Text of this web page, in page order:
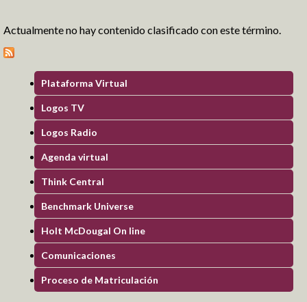
Fantasy Readers Land
My first stories
My first letters
Amamos la lectura
Mis primeros cuentos
Mis primeras letras
Léeme un cuento
Mis primeros números
Blog Virtualeducando
Taller de lectura
Talentos Matemáticos
Blog Air Children
Club de periodismo digital
Actualmente no hay contenido clasificado con este término.
Plataforma Virtual
Logos TV
Logos Radio
Agenda virtual
Think Central
Benchmark Universe
Holt McDougal On line
Comunicaciones
Proceso de Matriculación